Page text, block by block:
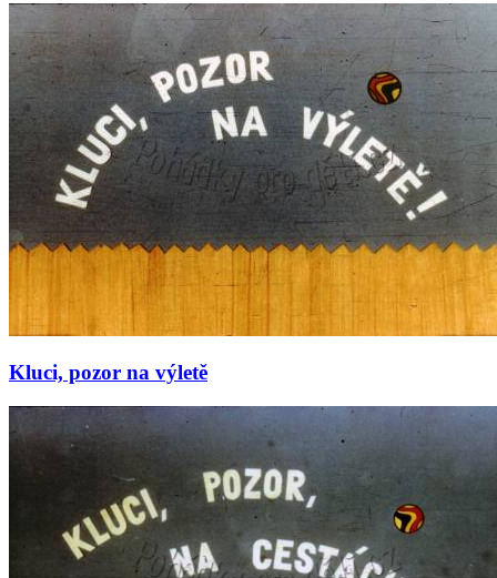
Kluci, pozor na výletě